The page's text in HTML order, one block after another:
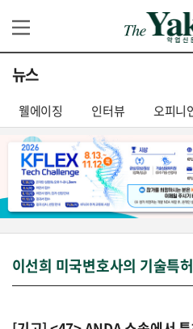
뉴스
웰에이징 인터뷰 오피니
이선희 미국변호사의 기술특